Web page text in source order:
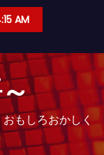
AM
もしろおかしく